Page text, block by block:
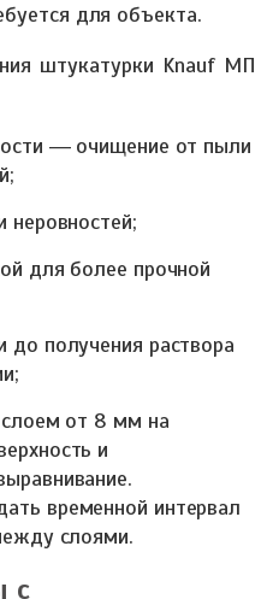
для объекта.
штукатурки Knauf МП
― очищение от пыли
неровностей;
для более прочной
до получения раствора
слоем от 8 мм на
и
временной интервал
слоями.
с